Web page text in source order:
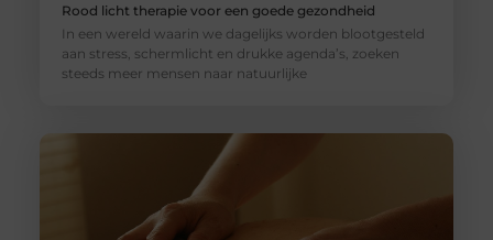
Rood licht therapie voor een goede gezondheid
In een wereld waarin we dagelijks worden blootgesteld
aan stress, schermlicht en drukke agenda’s, zoeken
steeds meer mensen naar natuurlijke